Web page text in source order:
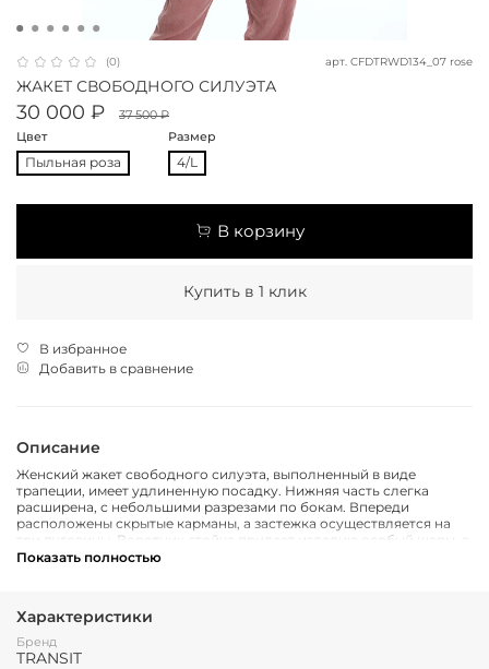
(0) арт. CFDTRWD134_07 rose
ЖАКЕТ СВОБОДНОГО СИЛУЭТА
30 000 ₽
37 500 ₽
Цвет
Пыльная роза
Размер
4/L
В корзину
Купить в 1 клик
В избранное
Добавить в сравнение
Описание
Женский жакет свободного силуэта, выполненный в виде
трапеции, имеет удлиненную посадку. Нижняя часть слегка
расширена, с небольшими разрезами по бокам. Впереди
расположены скрытые карманы, а застежка осуществляется на
три пуговицы. Воротник стойка придает изделию особый шарм, а
рукав длиной 3/4 украшен манжетом с небольшим разрезом.
Показать полностью
Характеристики
Бренд
TRANSIT